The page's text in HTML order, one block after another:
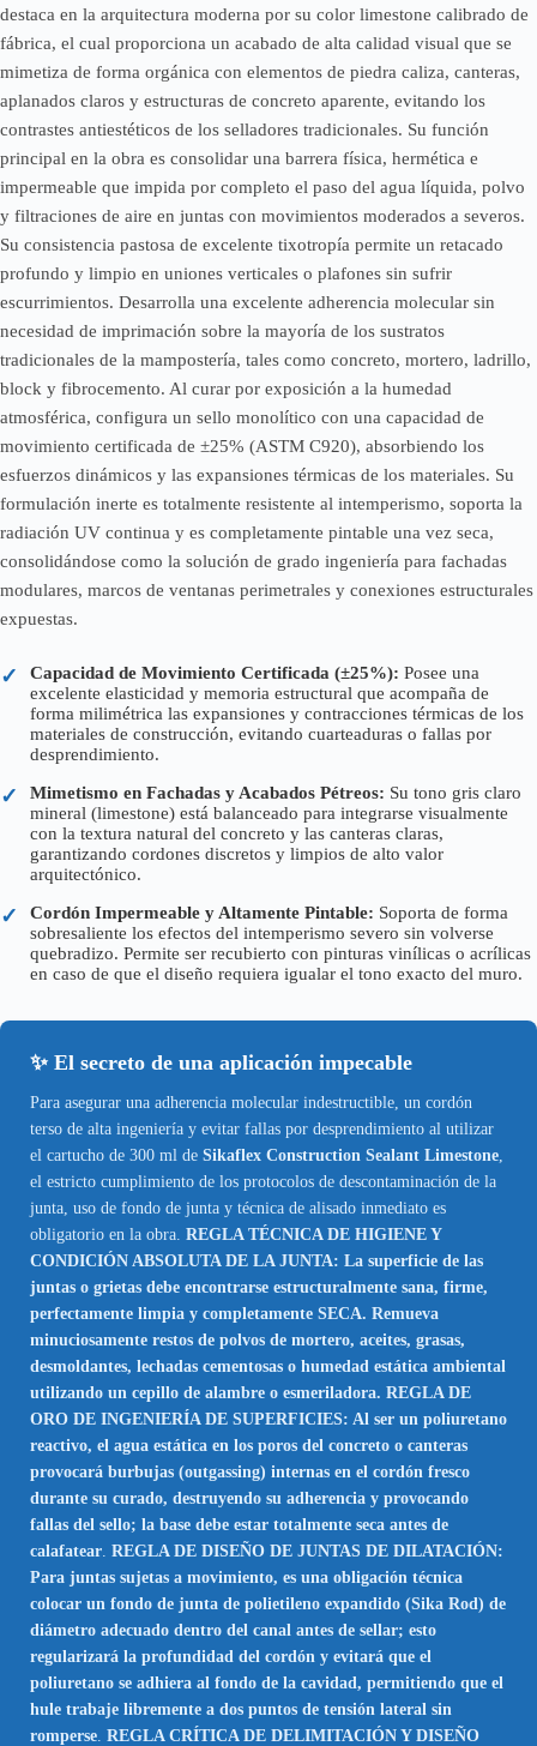
destaca en la arquitectura moderna por su color limestone calibrado de
fábrica, el cual proporciona un acabado de alta calidad visual que se
mimetiza de forma orgánica con elementos de piedra caliza, canteras,
aplanados claros y estructuras de concreto aparente, evitando los
contrastes antiestéticos de los selladores tradicionales. Su función
principal en la obra es consolidar una barrera física, hermética e
impermeable que impida por completo el paso del agua líquida, polvo
y filtraciones de aire en juntas con movimientos moderados a severos.
Su consistencia pastosa de excelente tixotropía permite un retacado
profundo y limpio en uniones verticales o plafones sin sufrir
escurrimientos. Desarrolla una excelente adherencia molecular sin
necesidad de imprimación sobre la mayoría de los sustratos
tradicionales de la mampostería, tales como concreto, mortero, ladrillo,
block y fibrocemento. Al curar por exposición a la humedad
atmosférica, configura un sello monolítico con una capacidad de
movimiento certificada de ±25% (ASTM C920), absorbiendo los
esfuerzos dinámicos y las expansiones térmicas de los materiales. Su
formulación inerte es totalmente resistente al intemperismo, soporta la
radiación UV continua y es completamente pintable una vez seca,
consolidándose como la solución de grado ingeniería para fachadas
modulares, marcos de ventanas perimetrales y conexiones estructurales
expuestas.
✓ Capacidad de Movimiento Certificada (±25%): Posee una
excelente elasticidad y memoria estructural que acompaña de
forma milimétrica las expansiones y contracciones térmicas de los
materiales de construcción, evitando cuarteaduras o fallas por
desprendimiento.
✓ Mimetismo en Fachadas y Acabados Pétreos: Su tono gris claro
mineral (limestone) está balanceado para integrarse visualmente
con la textura natural del concreto y las canteras claras,
garantizando cordones discretos y limpios de alto valor
arquitectónico.
✓ Cordón Impermeable y Altamente Pintable: Soporta de forma
sobresaliente los efectos del intemperismo severo sin volverse
quebradizo. Permite ser recubierto con pinturas vinílicas o acrílicas
en caso de que el diseño requiera igualar el tono exacto del muro.
✨ El secreto de una aplicación impecable
Para asegurar una adherencia molecular indestructible, un cordón
terso de alta ingeniería y evitar fallas por desprendimiento al utilizar
el cartucho de 300 ml de Sikaflex Construction Sealant Limestone
el estricto cumplimiento de los protocolos de descontaminación de la
junta, uso de fondo de junta y técnica de alisado inmediato es
obligatorio en la obra. REGLA TÉCNICA DE HIGIENE Y
CONDICIÓN ABSOLUTA DE LA JUNTA: La superficie de las
juntas o grietas debe encontrarse estructuralmente sana, firme,
perfectamente limpia y completamente SECA. Remueva
minuciosamente restos de polvos de mortero, aceites, grasas,
desmoldantes, lechadas cementosas o humedad estática ambiental
utilizando un cepillo de alambre o esmeriladora. REGLA DE
ORO DE INGENIERÍA DE SUPERFICIES: Al ser un poliuretano
reactivo, el agua estática en los poros del concreto o canteras
provocará burbujas (outgassing) internas en el cordón fresco
durante su curado, destruyendo su adherencia y provocando
fallas del sello; la base debe estar totalmente seca antes de
calafatear REGLA DE DISEÑO DE JUNTAS DE DILATACIÓN:
Para juntas sujetas a movimiento, es una obligación técnica
colocar un fondo de junta de polietileno expandido (Sika Rod) de
diámetro adecuado dentro del canal antes de sellar; esto
regularizará la profundidad del cordón y evitará que el
poliuretano se adhiera al fondo de la cavidad, permitiendo que el
hule trabaje libremente a dos puntos de tensión lateral sin
romperse REGLA CRÍTICA DE DELIMITACIÓN Y DISEÑO